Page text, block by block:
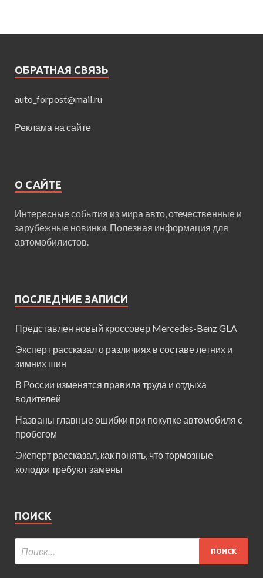
ОБРАТНАЯ СВЯЗЬ
auto_forpost@mail.ru
Реклама на сайте
О САЙТЕ
Интересные события из мира авто, отечественные и
зарубежные новинки. Полезная информация для
автомобилистов.
ПОСЛЕДНИЕ ЗАПИСИ
Представлен новый кроссовер Mercedes-Benz GLA
Эксперт рассказал о различиях в составе летних и
зимних шин
В России изменятся правила труда и отдыха
водителей
Названы главные ошибки при покупке автомобиля с
пробегом
Эксперт рассказал, как понять, что тормозные
колодки требуют замены
ПОИСК